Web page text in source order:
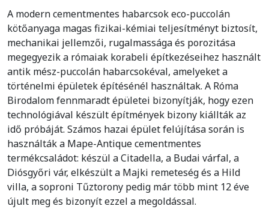
A modern cementmentes habarcsok eco-puccolán
kötőanyaga magas fizikai-kémiai teljesítményt biztosít,
mechanikai jellemzői, rugalmassága és porozitása
megegyezik a rómaiak korabeli építkezéseihez használt
antik mész-puccolán habarcsokéval, amelyeket a
történelmi épületek építésénél használtak. A Róma
Birodalom fennmaradt épületei bizonyítják, hogy ezen
technológiával készült építmények bizony kiállták az
idő próbáját. Számos hazai épület felújítása során is
használták a Mape-Antique cementmentes
termékcsaládot: készül a Citadella, a Budai várfal, a
Diósgyőri vár, elkészült a Majki remeteség és a Hild
villa, a soproni Tűztorony pedig már több mint 12 éve
újult meg és bizonyít ezzel a megoldással.